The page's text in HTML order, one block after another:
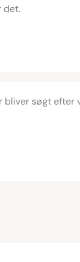
det.
søgt efter